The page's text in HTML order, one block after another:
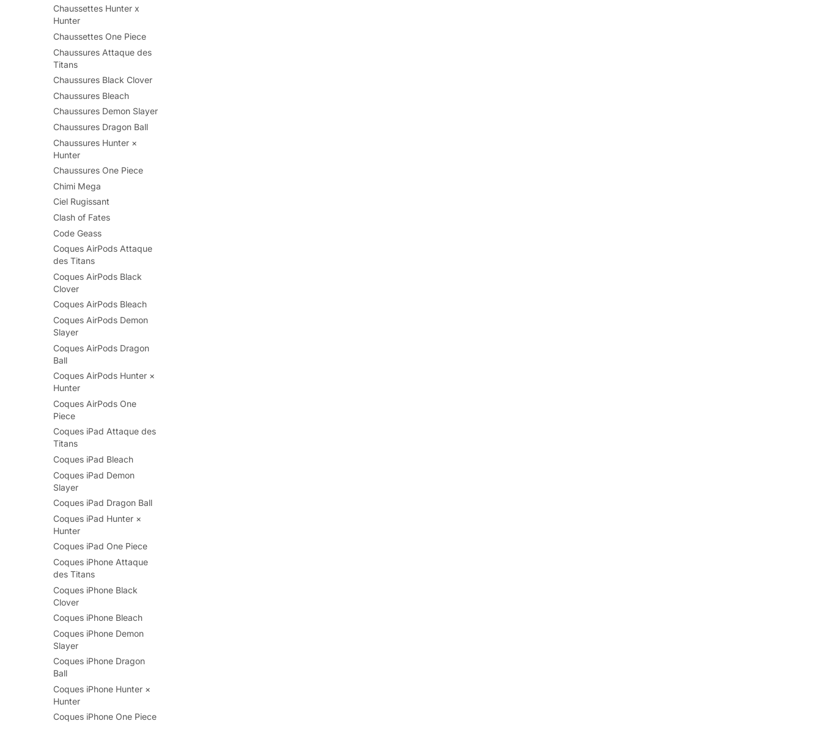
Chaussettes Hunter x
Hunter
Chaussettes One Piece
Chaussures Attaque des
Titans
Chaussures Black Clover
Chaussures Bleach
Chaussures Demon Slayer
Chaussures Dragon Ball
Chaussures Hunter ×
Hunter
Chaussures One Piece
Chimi Mega
Ciel Rugissant
Clash of Fates
Code Geass
Coques AirPods Attaque
des Titans
Coques AirPods Black
Clover
Coques AirPods Bleach
Coques AirPods Demon
Slayer
Coques AirPods Dragon
Ball
Coques AirPods Hunter ×
Hunter
Coques AirPods One
Piece
Coques iPad Attaque des
Titans
Coques iPad Bleach
Coques iPad Demon
Slayer
Coques iPad Dragon Ball
Coques iPad Hunter ×
Hunter
Coques iPad One Piece
Coques iPhone Attaque
des Titans
Coques iPhone Black
Clover
Coques iPhone Bleach
Coques iPhone Demon
Slayer
Coques iPhone Dragon
Ball
Coques iPhone Hunter ×
Hunter
Coques iPhone One Piece